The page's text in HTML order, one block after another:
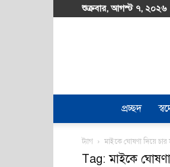
শুক্রবার, আগস্ট ৭, ২০২৬
প্রচ্ছদ
ট্যাগ মাইকে ঘোষণা দিয়ে
Tag: মাইকে